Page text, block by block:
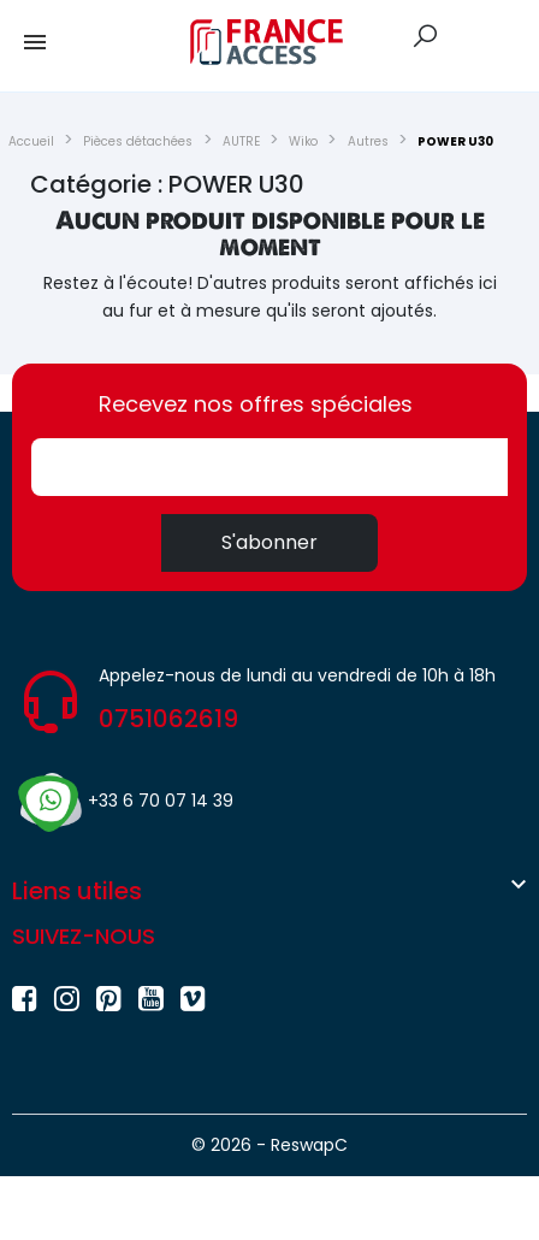
Accueil Pièces détachées AUTRE Wiko Autres POWER U30
Catégorie : POWER U30
Aucun produit disponible pour le
moment
Restez à l'écoute! D'autres produits seront affichés ici
au fur et à mesure qu'ils seront ajoutés.
https://france-
access.fr
https://france-
access.fr
Recevez nos offres spéciales
S'abonner
Appelez-nous de lundi au vendredi de 10h à 18h
0751062619
+33 6 70 07 14 39
Liens utiles 
SUIVEZ-NOUS
© 2026 - ReswapC